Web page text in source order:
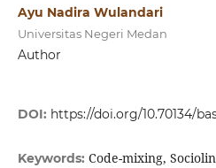
Ayu Nadira Wulandari
Universitas Negeri Medan
Author
DOI: https://doi.org/10.70134/
Keywords: Code-mixing,